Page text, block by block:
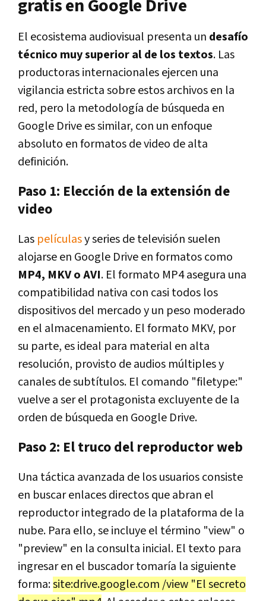
gratis en Google Drive
El ecosistema audiovisual presenta un desafío
técnico muy superior al de los textos. Las
productoras internacionales ejercen una
vigilancia estricta sobre estos archivos en la
red, pero la metodología de búsqueda en
Google Drive es similar, con un enfoque
absoluto en formatos de video de alta
definición.
Paso 1: Elección de la extensión de
video
Las películasy series de televisión suelen
alojarse en Google Drive en formatos como
MP4, MKV o AVI. El formato MP4 asegura una
compatibilidad nativa con casi todos los
dispositivos del mercado y un peso moderado
en el almacenamiento. El formato MKV, por
su parte, es ideal para material en alta
resolución, provisto de audios múltiples y
canales de subtítulos. El comando "filetype:"
vuelve a ser el protagonista excluyente de la
orden de búsqueda en Google Drive.
Paso 2: El truco del reproductor web
Una táctica avanzada de los usuarios consiste
en buscar enlaces directos que abran el
reproductor integrado de la plataforma de la
nube. Para ello, se incluye el término "view" o
"preview" en la consulta inicial. El texto para
ingresar en el buscador tomaría la siguiente
forma:site:drive.google.com /view "El secreto